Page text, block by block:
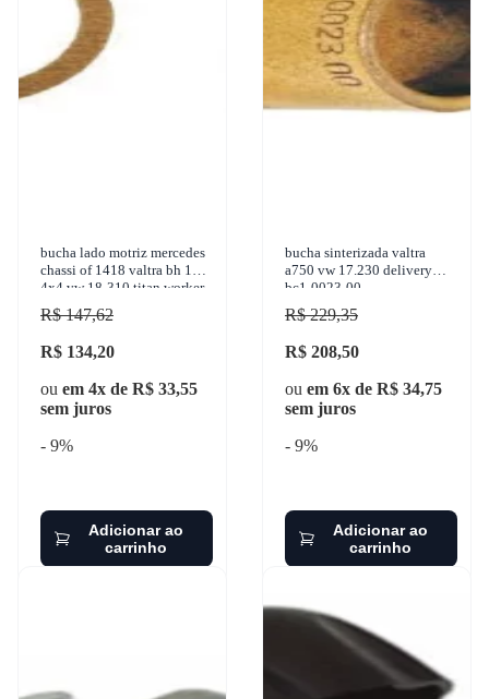
bucha lado motriz mercedes
chassi of 1418 valtra bh 180
4x4 vw 18-310 titan worker
26-220 worker 24-220 195
R$ 147,62
R$ 134,20
ou em 4x de R$ 33,55
sem juros
- 9%
Adicionar ao
carrinho
bucha sinterizada valtra
a750 vw 17.230 delivery
bc1-0023-00
R$ 229,35
R$ 208,50
ou em 6x de R$ 34,75
sem juros
- 9%
Adicionar ao
carrinho